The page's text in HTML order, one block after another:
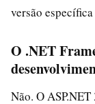
versão
O .NET
Não. O